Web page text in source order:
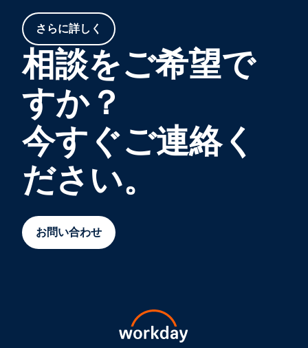
さらに詳しく
相談をご希望で
すか？
今すぐご連絡く
ださい。
お問い合わせ